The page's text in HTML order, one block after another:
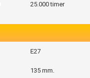
25.000 timer
E27
135 mm.